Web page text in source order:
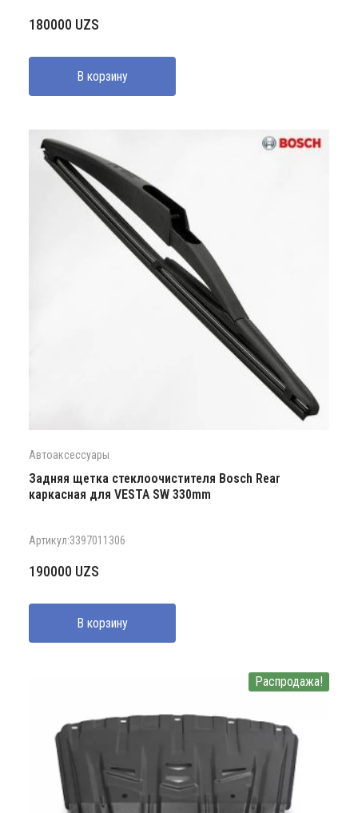
180000 UZS
В корзину
Автоаксессуары
Задняя щетка стеклоочистителя Bosch Rear
каркасная для VESTA SW 330mm
Артикул:3397011306
190000 UZS
В корзину
Распродажа!